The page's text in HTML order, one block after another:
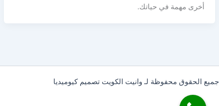
أخرى مهمة في حياتك.
الحقوق محفوظة لـ وانيت الكويت تصميم كيوميديا